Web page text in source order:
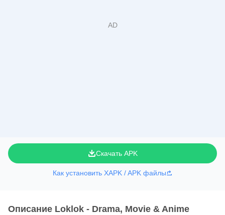
Скачать APK
Как установить XAPK / APK файлы
Oписание Loklok - Drama, Movie & Anime